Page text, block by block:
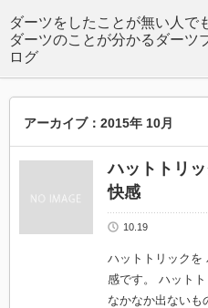
ダーツをしたことが無い人で
ダーツのことが分かるダーツ
ログ
アーカイブ：2015年 10月
ハットトリ
快感
10.19
ハットトリックを
感です。 ハット
なかなか出ないも